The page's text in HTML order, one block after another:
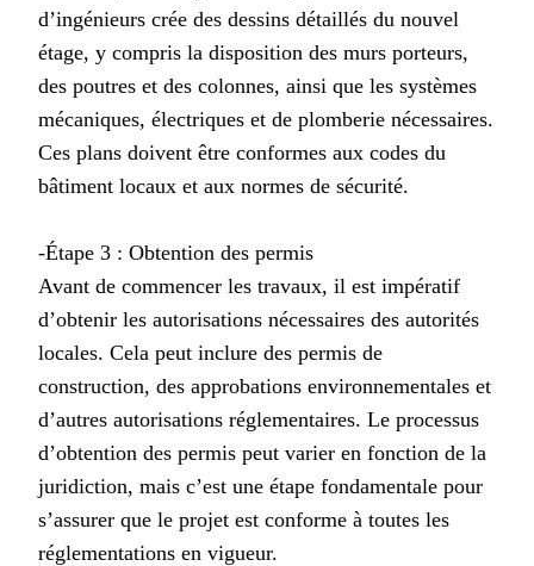
d’ingénieurs crée des dessins détaillés du nouvel
étage, y compris la disposition des murs porteurs,
des poutres et des colonnes, ainsi que les systèmes
mécaniques, électriques et de plomberie nécessaires.
Ces plans doivent être conformes aux codes du
bâtiment locaux et aux normes de sécurité.
-Étape 3 : Obtention des permis
Avant de commencer les travaux, il est impératif
d’obtenir les autorisations nécessaires des autorités
locales. Cela peut inclure des permis de
construction, des approbations environnementales et
d’autres autorisations réglementaires. Le processus
d’obtention des permis peut varier en fonction de la
juridiction, mais c’est une étape fondamentale pour
s’assurer que le projet est conforme à toutes les
réglementations en vigueur.